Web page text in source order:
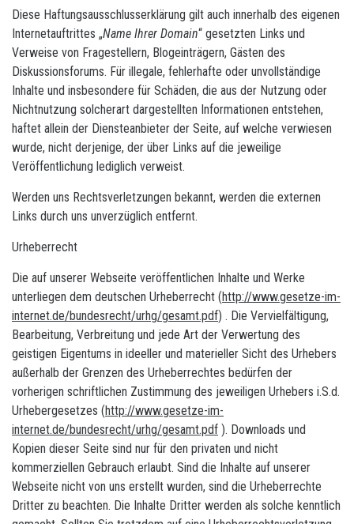
Diese Haftungsausschlusserklärung gilt auch innerhalb des eigenen
Internetauftrittes „Name Ihrer Domain“ gesetzten Links und
Verweise von Fragestellern, Blogeinträgern, Gästen des
Diskussionsforums. Für illegale, fehlerhafte oder unvollständige
Inhalte und insbesondere für Schäden, die aus der Nutzung oder
Nichtnutzung solcherart dargestellten Informationen entstehen,
haftet allein der Diensteanbieter der Seite, auf welche verwiesen
wurde, nicht derjenige, der über Links auf die jeweilige
Veröffentlichung lediglich verweist.
Werden uns Rechtsverletzungen bekannt, werden die externen
Links durch uns unverzüglich entfernt.
Urheberrecht
Die auf unserer Webseite veröffentlichen Inhalte und Werke
unterliegen dem deutschen Urheberrecht (http://www.gesetze-im-
internet.de/bundesrecht/urhg/gesamt.pdf) . Die Vervielfältigung,
Bearbeitung, Verbreitung und jede Art der Verwertung des
geistigen Eigentums in ideeller und materieller Sicht des Urhebers
außerhalb der Grenzen des Urheberrechtes bedürfen der
vorherigen schriftlichen Zustimmung des jeweiligen Urhebers i.S.d.
Urhebergesetzes (http://www.gesetze-im-
internet.de/bundesrecht/urhg/gesamt.pdf ). Downloads und
Kopien dieser Seite sind nur für den privaten und nicht
kommerziellen Gebrauch erlaubt. Sind die Inhalte auf unserer
Webseite nicht von uns erstellt wurden, sind die Urheberrechte
Dritter zu beachten. Die Inhalte Dritter werden als solche kenntlich